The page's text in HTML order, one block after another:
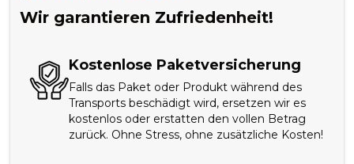
Wir garantieren Zufriedenheit!
Kostenlose Paketversicherung
Falls das Paket oder Produkt während des
Transports beschädigt wird, ersetzen wir es
kostenlos oder erstatten den vollen Betrag
zurück. Ohne Stress, ohne zusätzliche Kosten!